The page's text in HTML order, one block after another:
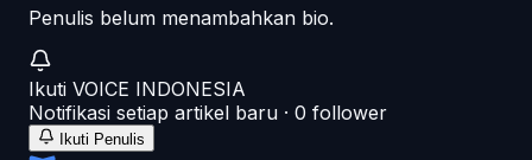
Penulis belum menambahkan bio.
Ikuti VOICE INDONESIA
Notifikasi setiap artikel baru · 0 follower
Ikuti Penulis